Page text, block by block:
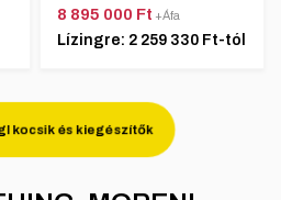
8 895 000 Ft +Áfa
Lízingre: 2 259 330 Ft-tól
kocsik és kiegészítők